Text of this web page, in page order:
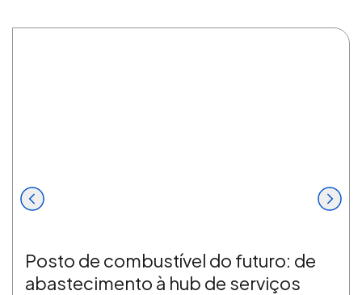
Posto de combustível do futuro: de
abastecimento à hub de serviços